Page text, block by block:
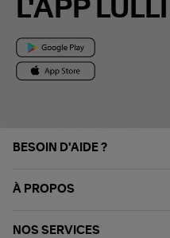
L'APP LULLI
BESOIN D'AIDE ?
À PROPOS
NOS SERVICES